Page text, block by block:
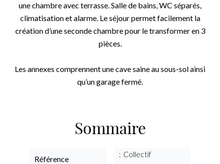
une chambre avec terrasse. Salle de bains, WC séparés,
climatisation et alarme. Le séjour permet facilement la
création d’une seconde chambre pour le transformer en 3
pièces.
Les annexes comprennent une cave saine au sous-sol ainsi
qu’un garage fermé.
Sommaire
Référence
Collectif